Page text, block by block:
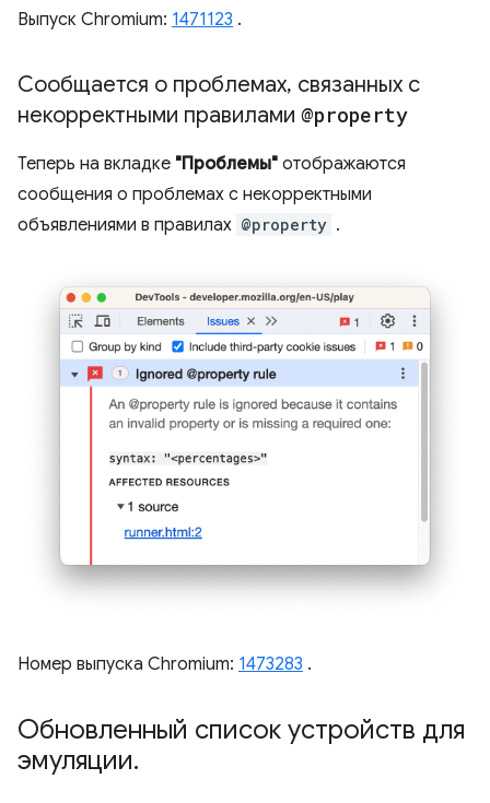
Выпуск Chromium: 1471123 .
Сообщается о проблемах, связанных с
некорректными правилами @property
Теперь на вкладке "Проблемы" отображаются
сообщения о проблемах с некорректными
объявлениями в правилах @property .
Номер выпуска Chromium: 1473283 .
Обновленный список устройств для
эмуляции.